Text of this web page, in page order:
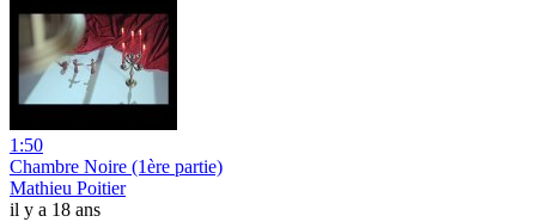
1:50
Chambre Noire (1ère partie)
Mathieu Poitier
il y a 18 ans